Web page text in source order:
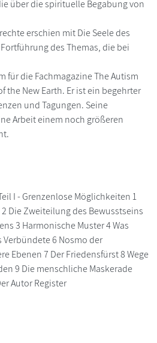
über die spirituelle Begabung von
erschien mit Die Seele des
des Themas, die bei
für die Fachmagazine The Autism
the New Earth. Er ist ein begehrter
und Tagungen. Seine
Arbeit einem noch größeren
I - Grenzenlose Möglichkeiten 1
Die Zweiteilung des Bewusstseins
3 Harmonische Muster 4 Was
Verbündete 6 Nosmo der
Ebenen 7 Der Friedensfürst 8 Wege
9 Die menschliche Maskerade
Autor Register